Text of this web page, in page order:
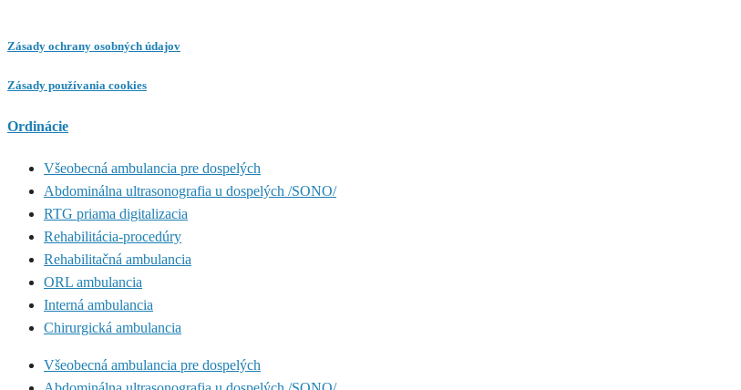
Zásady ochrany osobných údajov
Zásady používania cookies
Ordinácie
Všeobecná ambulancia pre dospelých
Abdominálna ultrasonografia u dospelých /SONO/
RTG priama digitalizacia
Rehabilitácia-procedúry
Rehabilitačná ambulancia
ORL ambulancia
Interná ambulancia
Chirurgická ambulancia
Všeobecná ambulancia pre dospelých